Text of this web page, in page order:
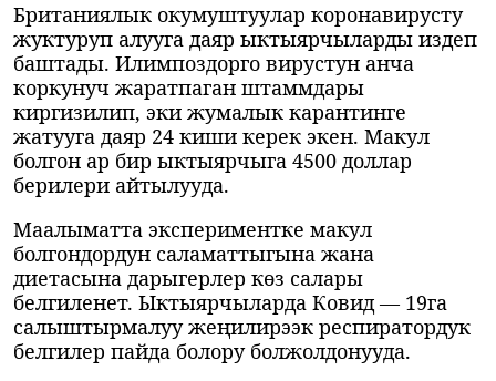
Британиялык окумуштуулар коронавирусту
жуктуруп алууга даяр ыктыярчыларды издеп
баштады. Илимпоздорго вирустун анча
коркунуч жаратпаган штаммдары
киргизилип, эки жумалык карантинге
жатууга даяр 24 киши керек экен. Макул
болгон ар бир ыктыярчыга 4500 доллар
берилери айтылууда.
Маалыматта экспериментке макул
болгондордун саламаттыгына жана
диетасына дарыгерлер көз салары
белгиленет. Ыктыярчыларда Ковид — 19га
салыштырмалуу жеңилирээк респиратордук
белгилер пайда болору болжолдонууда.